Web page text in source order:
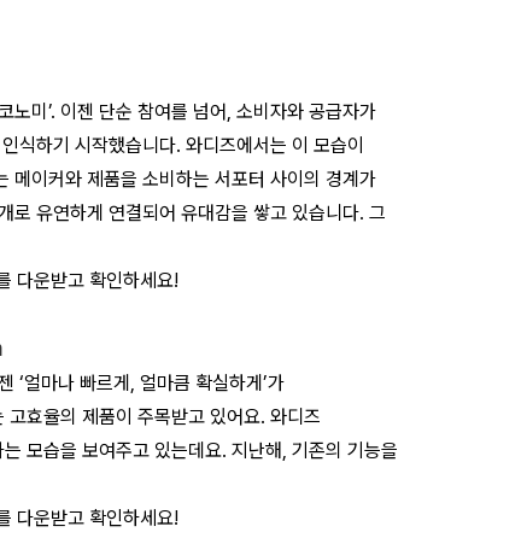
노미’. 이젠 단순 참여를 넘어, 소비자와 공급자가
식하기 시작했습니다. 와디즈에서는 이 모습이
메이커와 제품을 소비하는 서포터 사이의 경계가
로 유연하게 연결되어 유대감을 쌓고 있습니다. 그
다운받고 확인하세요!
‘얼마나 빠르게, 얼마큼 확실하게’가
효율의 제품이 주목받고 있어요. 와디즈
모습을 보여주고 있는데요. 지난해, 기존의 기능을
다운받고 확인하세요!